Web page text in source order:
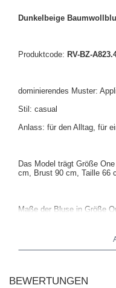
Dunkelbeige
Produktcode: RV-BZ-
dominierendes Muster:
Stil: casual
Anlass: für den Alltag, für
Das Model trägt Größe
cm, Brust 90 cm, Taille 66
Maße der Bluse in Größe
BEWERTUNGEN